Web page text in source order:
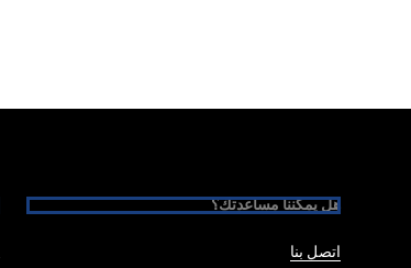
هل يمكننا مساعدتك؟
اتصل بنا